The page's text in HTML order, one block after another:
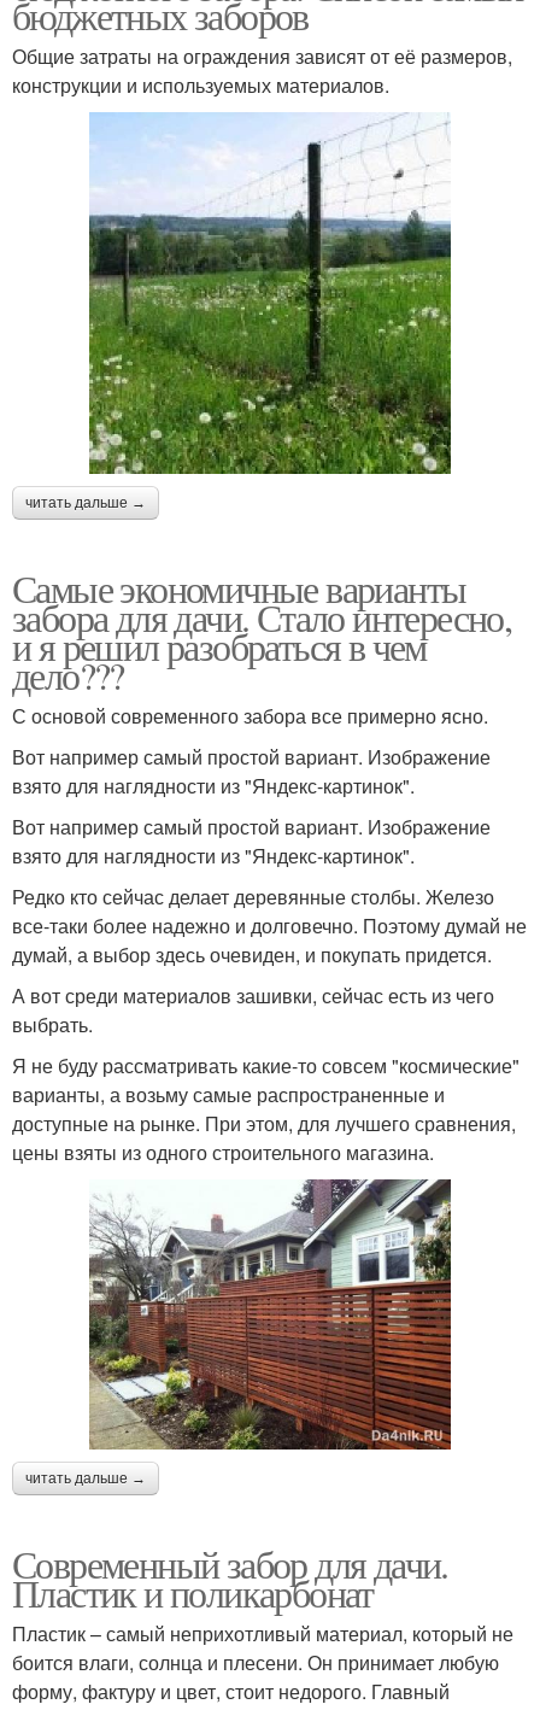
бюджетных заборов
Общие затраты на ограждения зависят от её размеров,
конструкции и используемых материалов.
читать дальше →
Самые экономичные варианты
забора для дачи. Стало интересно,
и я решил разобраться в чем
дело???
С основой современного забора все примерно ясно.
Вот например самый простой вариант. Изображение
взято для наглядности из "Яндекс-картинок".
Вот например самый простой вариант. Изображение
взято для наглядности из "Яндекс-картинок".
Редко кто сейчас делает деревянные столбы. Железо
все-таки более надежно и долговечно. Поэтому думай не
думай, а выбор здесь очевиден, и покупать придется.
А вот среди материалов зашивки, сейчас есть из чего
выбрать.
Я не буду рассматривать какие-то совсем "космические"
варианты, а возьму самые распространенные и
доступные на рынке. При этом, для лучшего сравнения,
цены взяты из одного строительного магазина.
читать дальше →
Современный забор для дачи.
Пластик и поликарбонат
Пластик – самый неприхотливый материал, который не
боится влаги, солнца и плесени. Он принимает любую
форму, фактуру и цвет, стоит недорого. Главный